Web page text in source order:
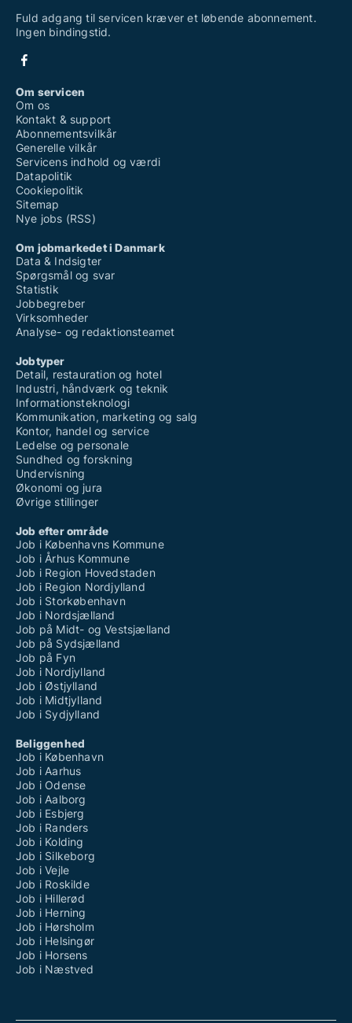
Fuld adgang til servicen kræver et løbende abonnement.
Ingen bindingstid.
Om servicen
Om os
Kontakt & support
Abonnementsvilkår
Generelle vilkår
Servicens indhold og værdi
Datapolitik
Cookiepolitik
Sitemap
Nye jobs (RSS)
Om jobmarkedet i Danmark
Data & Indsigter
Spørgsmål og svar
Statistik
Jobbegreber
Virksomheder
Analyse- og redaktionsteamet
Jobtyper
Detail, restauration og hotel
Industri, håndværk og teknik
Informationsteknologi
Kommunikation, marketing og salg
Kontor, handel og service
Ledelse og personale
Sundhed og forskning
Undervisning
Økonomi og jura
Øvrige stillinger
Job efter område
Job i Københavns Kommune
Job i Århus Kommune
Job i Region Hovedstaden
Job i Region Nordjylland
Job i Storkøbenhavn
Job i Nordsjælland
Job på Midt- og Vestsjælland
Job på Sydsjælland
Job på Fyn
Job i Nordjylland
Job i Østjylland
Job i Midtjylland
Job i Sydjylland
Beliggenhed
Job i København
Job i Aarhus
Job i Odense
Job i Aalborg
Job i Esbjerg
Job i Randers
Job i Kolding
Job i Silkeborg
Job i Vejle
Job i Roskilde
Job i Hillerød
Job i Herning
Job i Hørsholm
Job i Helsingør
Job i Horsens
Job i Næstved